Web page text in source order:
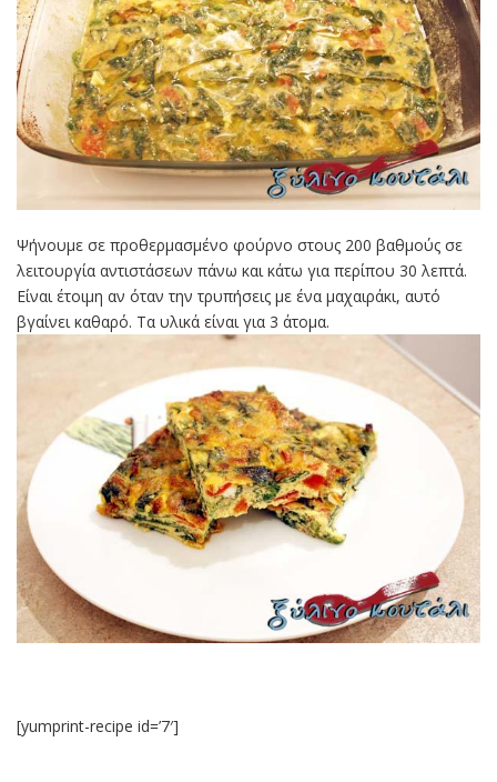
Ψήνουμε σε προθερμασμένο φούρνο στους 200 βαθμούς σε
λειτουργία αντιστάσεων πάνω και κάτω για περίπου 30 λεπτά.
Είναι έτοιμη αν όταν την τρυπήσεις με ένα μαχαιράκι, αυτό
βγαίνει καθαρό. Τα υλικά είναι για 3 άτομα.
[yumprint-recipe id=’7′]